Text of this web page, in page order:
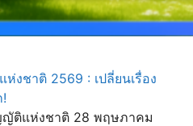
งชาติ 2569 : เปลี่ยนเรื่อง
ญัติแห่งชาติ 28 พฤษภาคม